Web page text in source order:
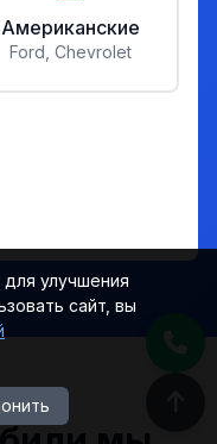
улучшения
сайт, вы
Американские
Ford, Chevrolet